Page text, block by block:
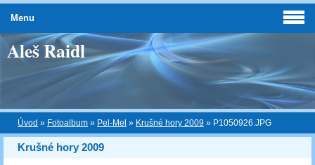
Aleš Raidl
Úvod » Fotoalbum » Pel-Mel » Krušné hory 2009 » P1050926.JPG
Krušné hory 2009
Menu